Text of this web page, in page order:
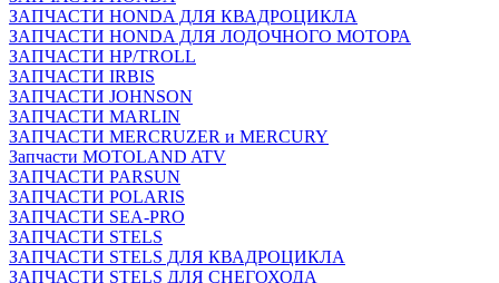
ЗАПЧАСТИ HONDA ДЛЯ КВАДРОЦИКЛА
ЗАПЧАСТИ HONDA ДЛЯ ЛОДОЧНОГО МОТОРА
ЗАПЧАСТИ HP/TROLL
ЗАПЧАСТИ IRBIS
ЗАПЧАСТИ JOHNSON
ЗАПЧАСТИ MARLIN
ЗАПЧАСТИ MERCRUZER и MERCURY
Запчасти MOTOLAND ATV
ЗАПЧАСТИ PARSUN
ЗАПЧАСТИ POLARIS
ЗАПЧАСТИ SEA-PRO
ЗАПЧАСТИ STELS
ЗАПЧАСТИ STELS ДЛЯ КВАДРОЦИКЛА
ЗАПЧАСТИ STELS ДЛЯ СНЕГОХОДА